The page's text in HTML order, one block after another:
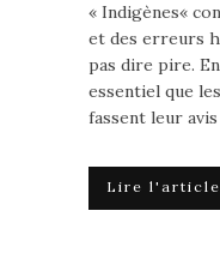
« Indigènes«
et des erreurs
pas dire pire.
essentiel que
fassent leur
Lire l'article